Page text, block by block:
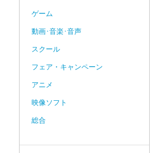
ゲーム
動画･音楽･音声
スクール
フェア・キャンペーン
アニメ
映像ソフト
総合